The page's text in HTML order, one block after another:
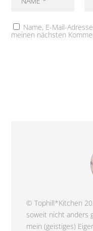
Name, E-Mail-
meinen nächsten
© Tophill*Kitchen
soweit nicht anders
mein (geistiges)